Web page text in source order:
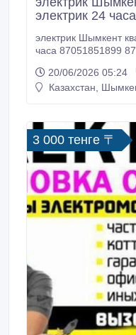
электрик 24 часа
электрик Шымкент квалифицированный электрик 24
часа 87051851899
20/06/2026 05:24
Казахстан,
3 000 тенге 〒